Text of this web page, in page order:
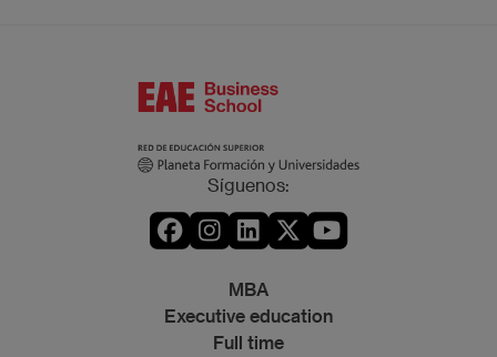
Síguenos:
MBA
Executive education
Full time